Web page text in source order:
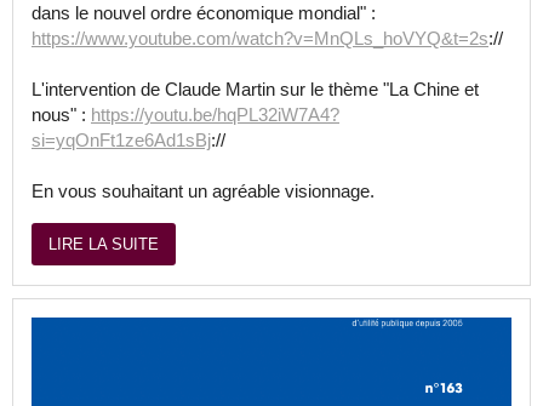
dans le nouvel ordre économique mondial" :
https://www.youtube.com/watch?v=MnQLs_hoVYQ&t=2s://
L'intervention de Claude Martin sur le thème "La Chine et
nous" : https://youtu.be/hqPL32iW7A4?
si=yqOnFt1ze6Ad1sBj://
En vous souhaitant un agréable visionnage.
LIRE LA SUITE